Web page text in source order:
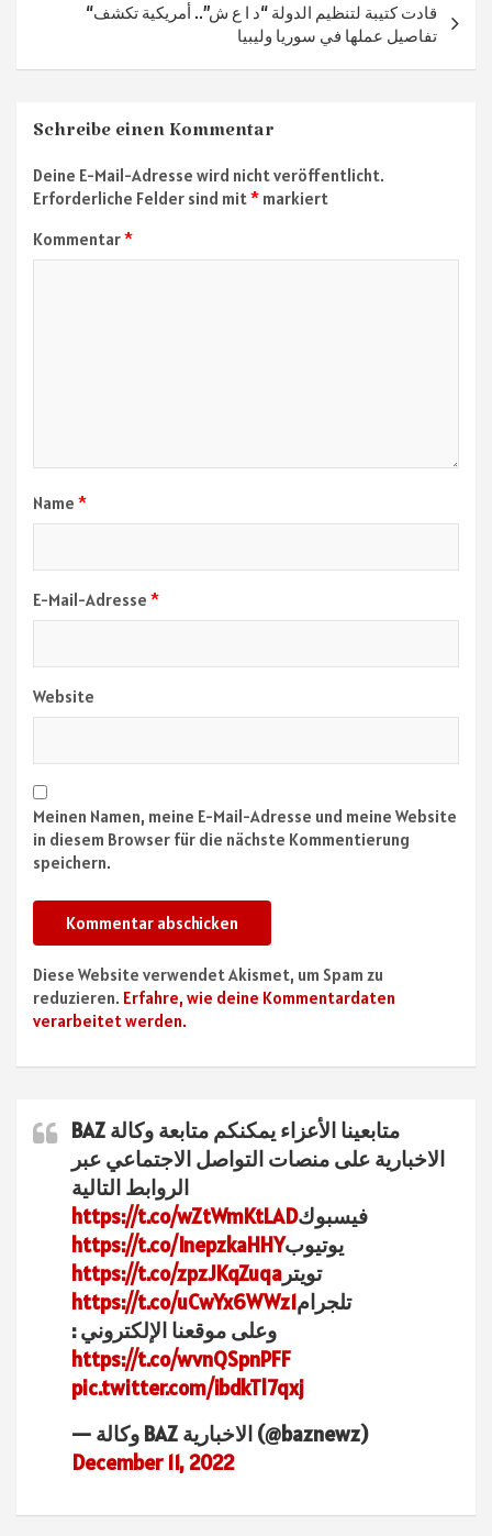
“قادت كتيبة لتنظيم الدولة “د ا ع ش”.. أمريكية تكشف
تفاصيل عملها في سوريا وليبيا
Schreibe einen Kommentar
Deine E-Mail-Adresse wird nicht veröffentlicht.
Erforderliche Felder sind mit* markiert
Kommentar*
Name *
E-Mail-Adresse *
Website
Meinen Namen, meine E-Mail-Adresse und meine Website
in diesem Browser für die nächste Kommentierung
speichern.
Diese Website verwendet Akismet, um Spam zu
reduzieren. Erfahre, wie deine Kommentardaten
verarbeitet werden.
متابعينا الأعزاء يمكنكم متابعة وكالة BAZ
الاخبارية على منصات التواصل الاجتماعي عبر
الروابط التالية
فيسبوكhttps://t.co/wZtWmKtLAD
يوتيوبhttps://t.co/InepzkaHHY
تويتر https://t.co/zpzJKqZuqa
تلجرامhttps://t.co/uCwYx6WWz1
وعلى موقعنا الإلكتروني :
https://t.co/wvnQSpnPFF
pic.twitter.com/ibdkTl7qxj
— وكالة BAZ الاخبارية (@baznewz)
December 11, 2022